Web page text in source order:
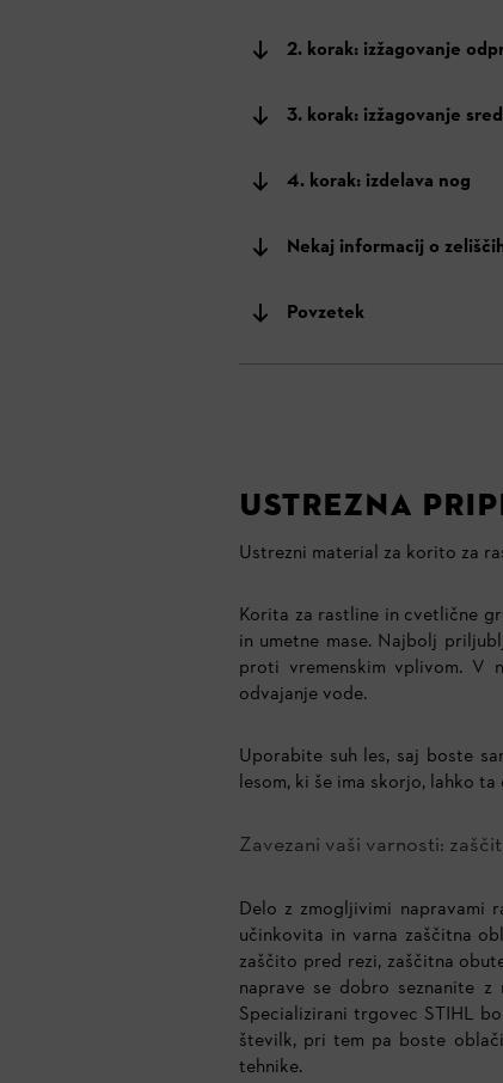
2. korak: izžagovanje
3. korak: izžagovanje
4. korak: izdelava nog
Nekaj informacij o
Povzetek
USTREZNA
Ustrezni material za korito za
Korita za rastline in cvetlične
in umetne mase. Najbolj
proti vremenskim vplivom.
odvajanje vode.
Uporabite suh les, saj boste
lesom, ki še ima skorjo, lahko
Zavezani vaši varnosti:
Delo z zmogljivimi napravami
učinkovita in varna zaščitna
zaščito pred rezi, zaščitna
naprave se dobro seznanite
Specializirani trgovec STIHL
številk, pri tem pa boste
tehnike.